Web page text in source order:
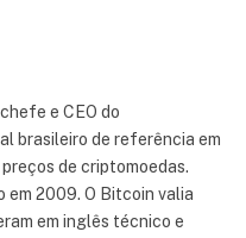
e CEO do
brasileiro de referência em
de criptomoedas.
em 2009. O Bitcoin valia
em inglês técnico e